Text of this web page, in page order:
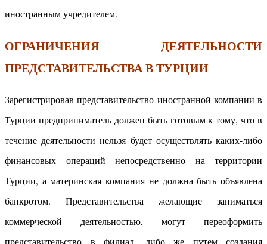
иностранным учредителем.
ОГРАНИЧЕНИЯ ДЕЯТЕЛЬНОСТИ
ПРЕДСТАВИТЕЛЬСТВА В ТУРЦИИ
Зарегистрировав представительство иностранной компании в
Турции предприниматель должен быть готовым к тому, что в
течение деятельности нельзя будет осуществлять каких-либо
финансовых операций непосредственно на территории
Турции, а материнская компания не должна быть объявлена
банкротом. Представительства желающие заниматься
коммерческой деятельностью, могут переоформить
представительство в филиал, либо же путем создания